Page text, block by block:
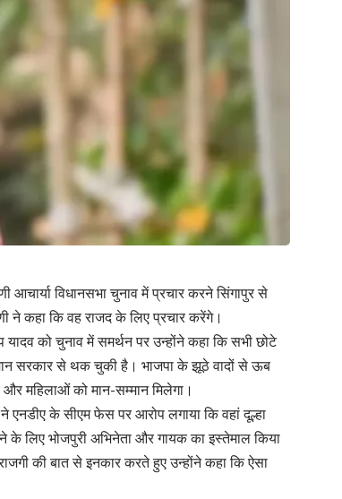
आचार्या विधानसभा चुनाव में प्रचार करने सिंगापुर से
ने कहा कि वह राजद के लिए प्रचार करेंगे।
को चुनाव में समर्थन पर उन्होंने कहा कि सभी छोटे
सरकार से थक चुकी है। भाजपा के झूठे वादों से ऊब
महिलाओं को मान-सम्मान मिलेगा।
एनडीए के सीएम फेस पर आरोप लगाया कि वहां दूल्हा
के लिए भोजपुरी अभिनेता और गायक का इस्तेमाल किया
की बात से इनकार करते हुए उन्होंने कहा कि ऐसा